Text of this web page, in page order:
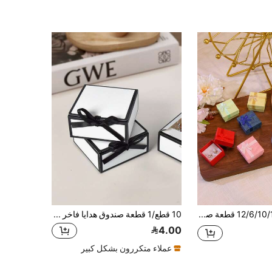
12/6/10/12/24/48 قطعة صندوق هدايا مجوهرات أنيق بأبعاد 4 * 4 سم / 1.57 * 1.57 بوصة، مع حجرات لتخزين القلائد والأكياس الصغيرة والأقراط والخواتم، مناسب للأعياد والذكرى السنوية وعيد الأم وغيرها، تغليف مثالي لأعمال المجوهرات 10 قطع/1 قطعة صندوق هدايا فاخر بتباين أبيض وأسود، صندوق تغليف مجوهرات بفيونكة شريط ساتان أسود، صندوق هدايا قابل للطي، تصميم فارغ للنص DIY (موضوع الزفاف أو التبريكات)، مناسب لتغليف المجوهرات، تخزين عينات التجميل، تغليف الأساور والخواتم، هدايا الزفاف، حفلات عيد الميلاد، عيد الحب، هدايا الأزواج الجدد، تغليف العناصر الصغيرة الأنيقة لإظهار الأناقة والاهتمام
4.00
عملاء متكررون بشكل كبير